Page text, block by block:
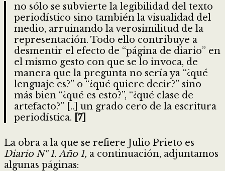
no sólo se subvierte la legibilidad del texto
periodístico sino también la visualidad del
medio, arruinando la verosimilitud de la
representación. Todo ello contribuye a
desmentir el efecto de “página de diario” en
el mismo gesto con que se lo invoca, de
manera que la pregunta no sería ya “¿qué
lenguaje es?” o “¿qué quiere decir?” sino
más bien “¿qué es esto?”, “¿qué clase de
artefacto?” [..] un grado cero de la escritura
periodística. [7]
La obra a la que se refiere Julio Prieto es
Diario Nº 1. Año 1, a continuación, adjuntamos
algunas páginas: